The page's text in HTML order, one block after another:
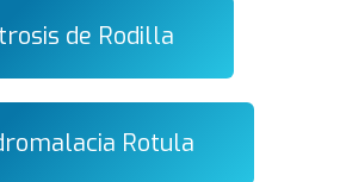
de Rodilla
Rotula